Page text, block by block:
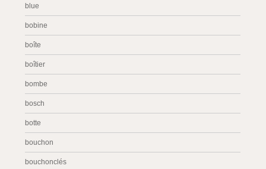
blue
bobine
boîte
boîtier
bombe
bosch
botte
bouchon
bouchonclés